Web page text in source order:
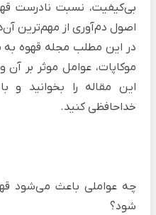
بی‌کیفیت، نسبت نادرست
اصول دم‌آوری از مهم‌ترین
در این مطلب مجله قهوهبه
موکاپات، عوامل موثر بر
این مقاله را بخوانید و
خداحافظی کنید.
چه عواملی باعث می‌شود
شود؟